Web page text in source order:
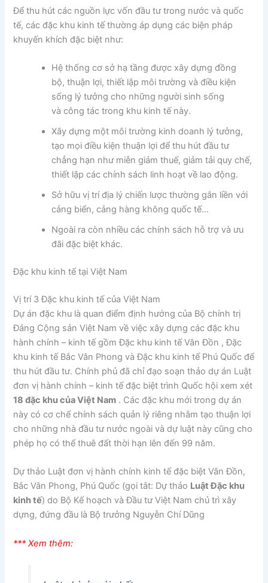
Để thu hút các nguồn lực vốn đầu tư trong nước và quốc
tế, các đặc khu kinh tế thường áp dụng các biện pháp
khuyến khích đặc biệt như:
Hệ thống cơ sở hạ tầng được xây dựng đồng
bộ, thuận lợi, thiết lập môi trường và điều kiện
sống lý tưởng cho những người sinh sống
và công tác trong khu kinh tế này.
Xây dựng một môi trường kinh doanh lý tưởng,
tạo mọi điều kiện thuận lợi để thu hút đầu tư
chẳng hạn như miễn giảm thuế, giảm tải quy chế,
thiết lập các chính sách linh hoạt về lao động.
Sở hữu vị trí địa lý chiến lược thường gắn liền với
cảng biển, cảng hàng không quốc tế…
Ngoài ra còn nhiều các chính sách hỗ trợ và ưu
đãi đặc biệt khác.
Đặc khu kinh tế tại Việt Nam
Vị trí 3 Đặc khu kinh tế của Việt Nam
Dự án đặc khu là quan điểm định hướng của Bộ chính trị
Đảng Cộng sản Việt Nam về việc xây dựng các đặc khu
hành chính – kinh tế gồm Đặc khu kinh tế Vân Đồn , Đặc
khu kinh tế Bắc Vân Phong và Đặc khu kinh tế Phú Quốc để
thu hút đầu tư. Chính phủ đã chỉ đạo soạn thảo dự án Luật
đơn vị hành chính – kinh tế đặc biệt trình Quốc hội xem xét
18 đặc khu của Việt Nam . Các đặc khu mới trong dự án
này có cơ chế chính sách quản lý riêng nhằm tạo thuận lợi
cho những nhà đầu tư nước ngoài và dự luật này cũng cho
phép họ có thể thuê đất thời hạn lên đến 99 năm.
Dự thảo Luật đơn vị hành chính kinh tế đặc biệt Vân Đồn,
Bắc Vân Phong, Phú Quốc (gọi tắt: Dự thảo Luật Đặc khu
kinh tế) do Bộ Kế hoạch và Đầu tư Việt Nam chủ trì xây
dựng, đứng đầu là Bộ trưởng Nguyễn Chí Dũng
*** Xem thêm: